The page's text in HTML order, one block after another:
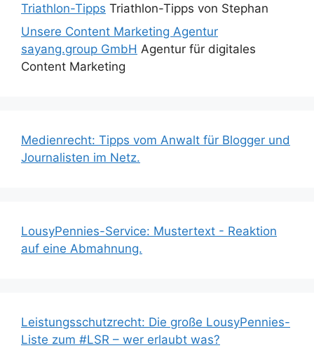
Triathlon-Tipps Triathlon-Tipps von Stephan
Unsere Content Marketing Agentur
sayang.group GmbH Agentur für digitales
Content Marketing
Medienrecht: Tipps vom Anwalt für Blogger und
Journalisten im Netz.
LousyPennies-Service: Mustertext - Reaktion
auf eine Abmahnung.
Leistungsschutzrecht: Die große LousyPennies-
Liste zum #LSR – wer erlaubt was?